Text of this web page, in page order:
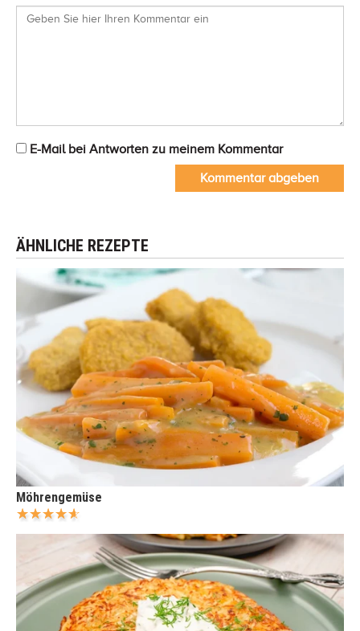
E-Mail bei Antworten zu meinem Kommentar
Kommentar abgeben
ÄHNLICHE REZEPTE
Möhrengemüse